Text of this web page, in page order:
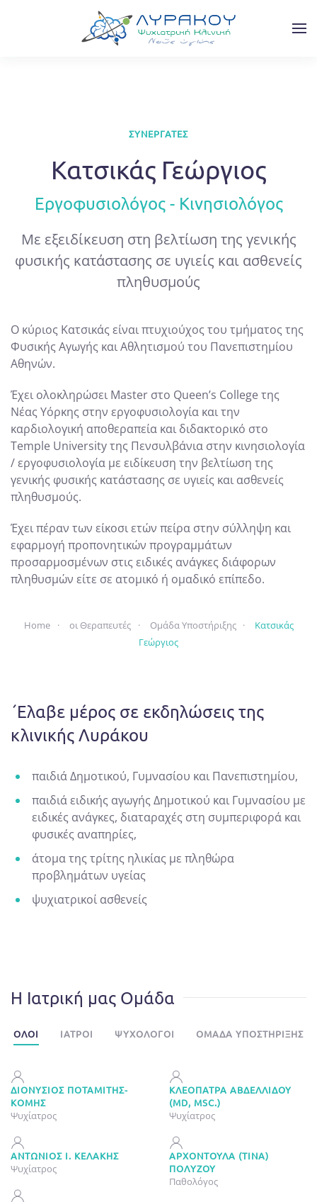
Skip to main content
ΣΥΝΕΡΓΆΤΕΣ
Κατσικάς Γεώργιος
Εργοφυσιολόγος - Κινησιολόγος
Με εξειδίκευση στη βελτίωση της γενικής
φυσικής κατάστασης σε υγιείς και ασθενείς
πληθυσμούς
Ο κύριος Κατσικάς είναι πτυχιούχος του τμήματος της
Φυσικής Αγωγής και Αθλητισμού του Πανεπιστημίου
Αθηνών.
Έχει ολοκληρώσει Master στο Queen’s College της
Νέας Υόρκης στην εργοφυσιολογία και την
καρδιολογική αποθεραπεία και διδακτορικό στο
Temple University της Πενσυλβάνια στην κινησιολογία
/ εργοφυσιολογία με ειδίκευση την βελτίωση της
γενικής φυσικής κατάστασης σε υγιείς και ασθενείς
πληθυσμούς.
Έχει πέραν των είκοσι ετών πείρα στην σύλληψη και
εφαρμογή προπονητικών προγραμμάτων
προσαρμοσμένων στις ειδικές ανάγκες διάφορων
πληθυσμών είτε σε ατομικό ή ομαδικό επίπεδο.
Home οι Θεραπευτές Ομάδα Υποστήριξης
Κατσικάς
Γεώργιος
΄Eλαβε μέρος σε εκδηλώσεις της
κλινικής Λυράκου
παιδιά Δημοτικού, Γυμνασίου και Πανεπιστημίου,
παιδιά ειδικής αγωγής Δημοτικού και Γυμνασίου με
ειδικές ανάγκες, διαταραχές στη συμπεριφορά και
φυσικές αναπηρίες,
άτομα της τρίτης ηλικίας με πληθώρα
προβλημάτων υγείας
ψυχιατρικοί ασθενείς
Η Ιατρική μας Ομάδα
ΌΛΟΙ ΙΑΤΡΟΊ ΟΜΆΔΑ ΥΠΟΣΤΉΡΙΞΗΣ
ΨΥΧΟΛΌΓΟΙ
ΔΙΟΝΎΣΙΟΣ ΠΟΤΑΜΊΤΗΣ-
ΚΌΜΗΣ
Ψυχίατρος
ΚΛΕΟΠΆΤΡΑ ΑΒΔΕΛΛΊΔΟΥ
(MD, MSC.)
Ψυχίατρος
ἈΝΤΏΝΙΟΣ Ἰ. ΚΕΛΆΚΗΣ
Ψυχίατρος
ΑΡΧΟΝΤΟΎΛΑ (ΤΊΝΑ)
ΠΟΛΎΖΟΥ
Παθολόγος